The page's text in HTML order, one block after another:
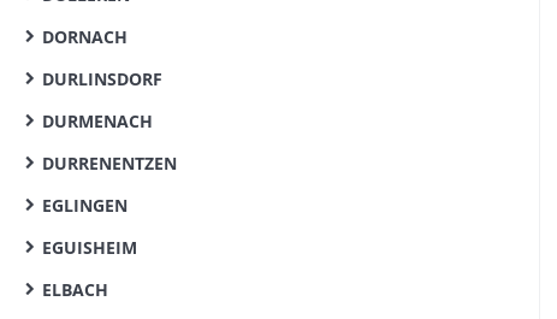
DORNACH
DURLINSDORF
DURMENACH
DURRENENTZEN
EGLINGEN
EGUISHEIM
ELBACH